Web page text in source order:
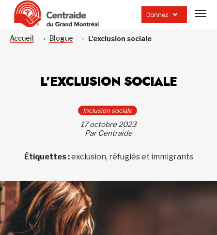
Donnez
la
Accueil Blogue L'exclusion sociale
L’EXCLUSION SOCIALE
Inclusion sociale
17 octobre 2023
Par Centraide
Étiquettes :exclusion, réfugiés et immigrants